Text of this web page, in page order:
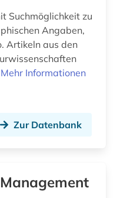
Suchmöglichkeit zu
Angaben,
Artikeln aus den
Mehr Informationen
Zur Datenbank